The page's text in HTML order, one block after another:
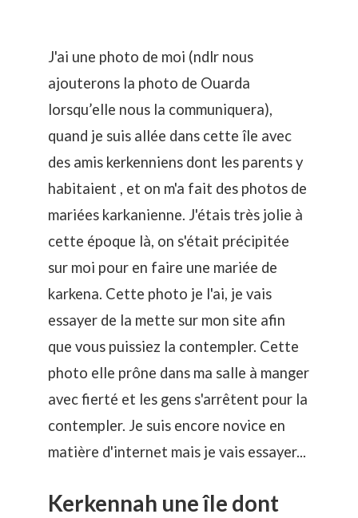
J'ai une photo de moi (ndlr nous
ajouterons la photo de Ouarda
lorsqu’elle nous la communiquera),
quand je suis allée dans cette île avec
des amis kerkenniens dont les parents y
habitaient , et on m'a fait des photos de
mariées karkanienne. J'étais très jolie à
cette époque là, on s'était précipitée
sur moi pour en faire une mariée de
karkena. Cette photo je l'ai, je vais
essayer de la mette sur mon site afin
que vous puissiez la contempler. Cette
photo elle prône dans ma salle à manger
avec fierté et les gens s'arrêtent pour la
contempler. Je suis encore novice en
matière d'internet mais je vais essayer...
Kerkennah une île dont